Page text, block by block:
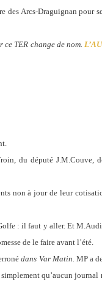
des Arcs-Draguignan pour
ce TER change de nom.
du député J.M.Couve,
non à jour de leur
: il faut y aller. Et
de le faire avant l’été.
dans Var Matin. MP a
qu’aucun